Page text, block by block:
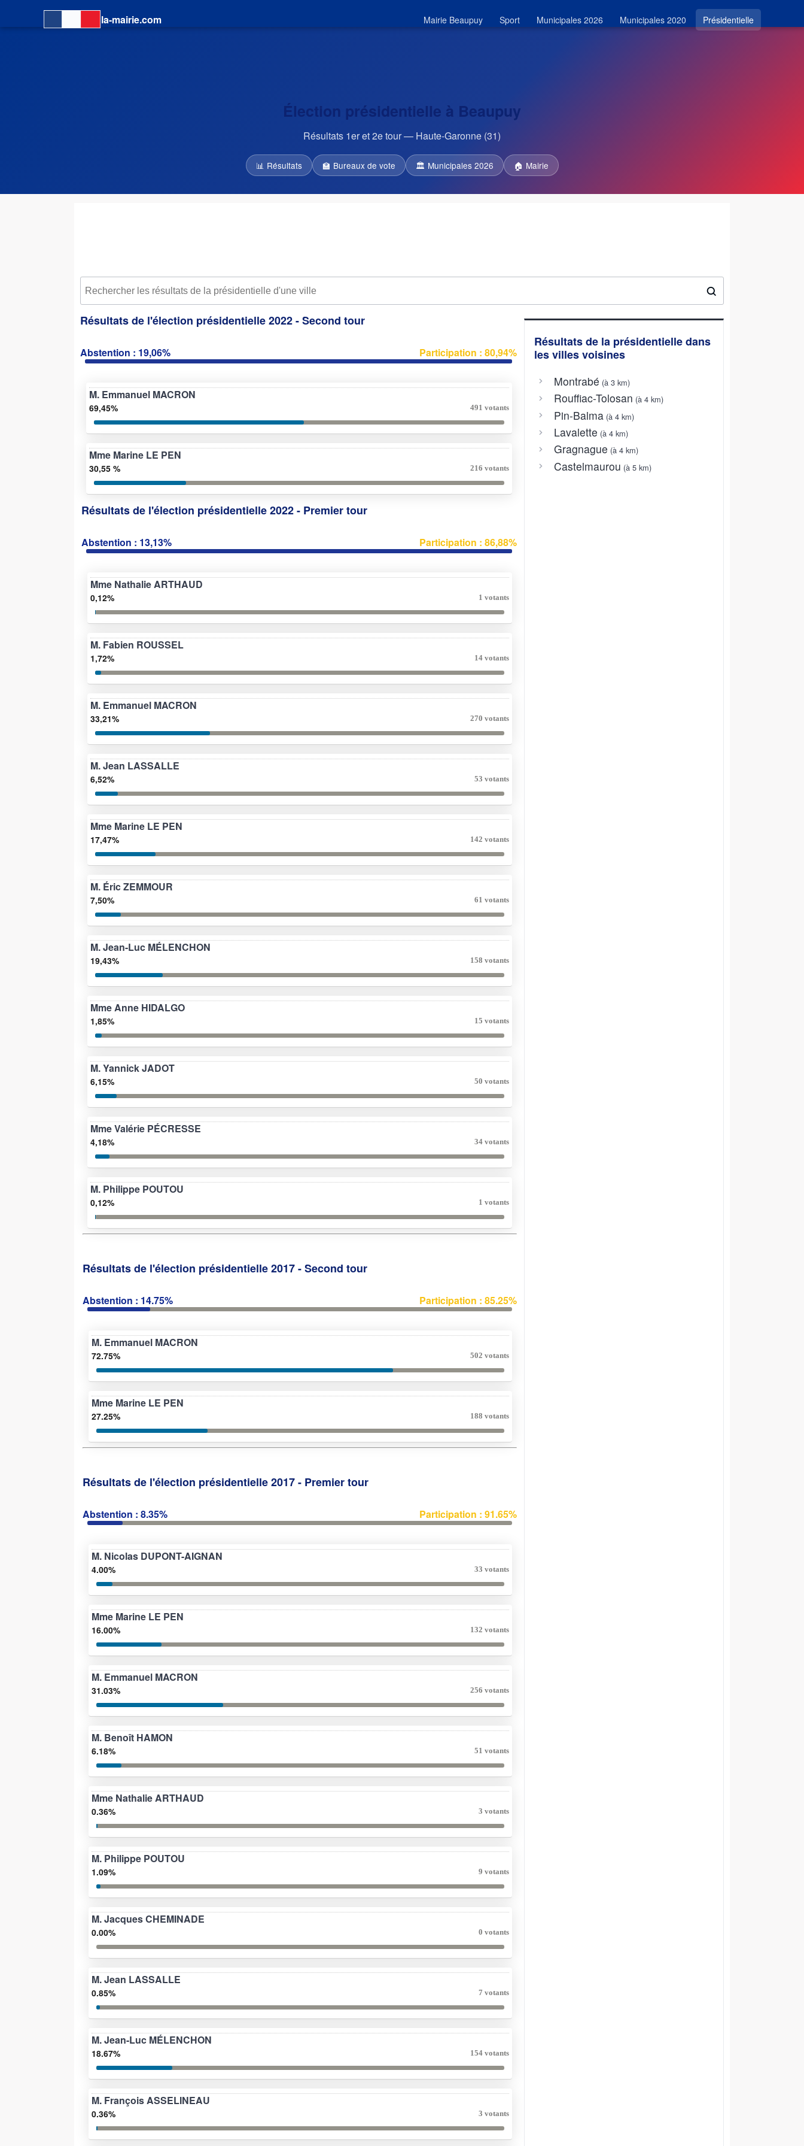
la-mairie.com Mairie Beaupuy Sport Municipales 2026 Municipales 2020 Présidentielle
Élection présidentielle à Beaupuy
Résultats 1er et 2e tour — Haute-Garonne (31)
📊 Résultats 🏫 Bureaux de vote 🏛 Municipales 2026 🏠 Mairie
Résultats de l'élection présidentielle 2022 - Second tour
Abstention : 19,06% Participation : 80,94%
M. Emmanuel MACRON
69,45% 491 votants
Mme Marine LE PEN
30,55 % 216 votants
Résultats de l'élection présidentielle 2022 - Premier tour
Abstention : 13,13% Participation : 86,88%
Mme Nathalie ARTHAUD
0,12% 1 votants
M. Fabien ROUSSEL
1,72% 14 votants
M. Emmanuel MACRON
33,21% 270 votants
M. Jean LASSALLE
6,52% 53 votants
Mme Marine LE PEN
17,47% 142 votants
M. Éric ZEMMOUR
7,50% 61 votants
M. Jean-Luc MÉLENCHON
19,43% 158 votants
Mme Anne HIDALGO
1,85% 15 votants
M. Yannick JADOT
6,15% 50 votants
Mme Valérie PÉCRESSE
4,18% 34 votants
M. Philippe POUTOU
0,12% 1 votants
Résultats de l'élection présidentielle 2017 - Second tour
Abstention : 14.75% Participation : 85.25%
M. Emmanuel MACRON
72.75% 502 votants
Mme Marine LE PEN
27.25% 188 votants
Résultats de l'élection présidentielle 2017 - Premier tour
Abstention : 8.35% Participation : 91.65%
M. Nicolas DUPONT-AIGNAN
4.00% 33 votants
Mme Marine LE PEN
16.00% 132 votants
M. Emmanuel MACRON
31.03% 256 votants
M. Benoît HAMON
6.18% 51 votants
Mme Nathalie ARTHAUD
0.36% 3 votants
M. Philippe POUTOU
1.09% 9 votants
M. Jacques CHEMINADE
0.00% 0 votants
M. Jean LASSALLE
0.85% 7 votants
M. Jean-Luc MÉLENCHON
18.67% 154 votants
M. François ASSELINEAU
0.36% 3 votants
Résultats de la présidentielle dans
les villes voisines
Montrabé (à 3 km)
Rouffiac-Tolosan (à 4 km)
Pin-Balma(à 4 km)
Lavalette (à 4 km)
Gragnague (à 4 km)
Castelmaurou (à 5 km)